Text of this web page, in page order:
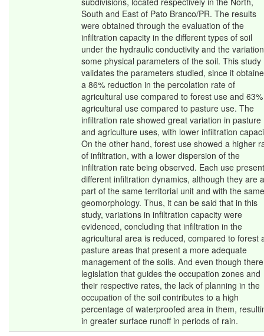
South and East of Pato Branco/PR. The results
were obtained through the evaluation of the
infiltration capacity in the different types of soil
under the hydraulic conductivity and the
some physical parameters of the soil. This study
validates the parameters studied, since it
a 86% reduction in the percolation rate of
agricultural use compared to forest use and
agricultural use compared to pasture use. The
infiltration rate showed great variation in pasture
and agriculture uses, with lower infiltration
On the other hand, forest use showed a higher
of infiltration, with a lower dispersion of the
infiltration rate being observed. Each use
different infiltration dynamics, although they are
part of the same territorial unit and with the same
geomorphology. Thus, it can be said that in this
study, variations in infiltration capacity were
evidenced, concluding that infiltration in the
agricultural area is reduced, compared to forest
pasture areas that present a more adequate
management of the soils. And even though
legislation that guides the occupation zones and
their respective rates, the lack of planning in the
occupation of the soil contributes to a high
percentage of waterproofed area in them,
in greater surface runoff in periods of rain.